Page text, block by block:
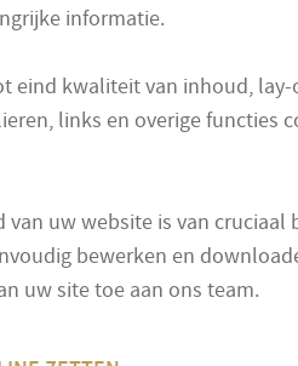
informatie.
eind kwaliteit van inhoud,
links en overige functies
uw website is van cruciaal
bewerken en
uw site toe aan ons team.